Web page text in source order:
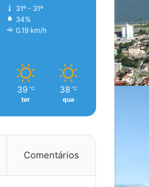
31º - 31º
34%
0.19 km/h
39 ℃
ter
38 ℃
qua
Comentários